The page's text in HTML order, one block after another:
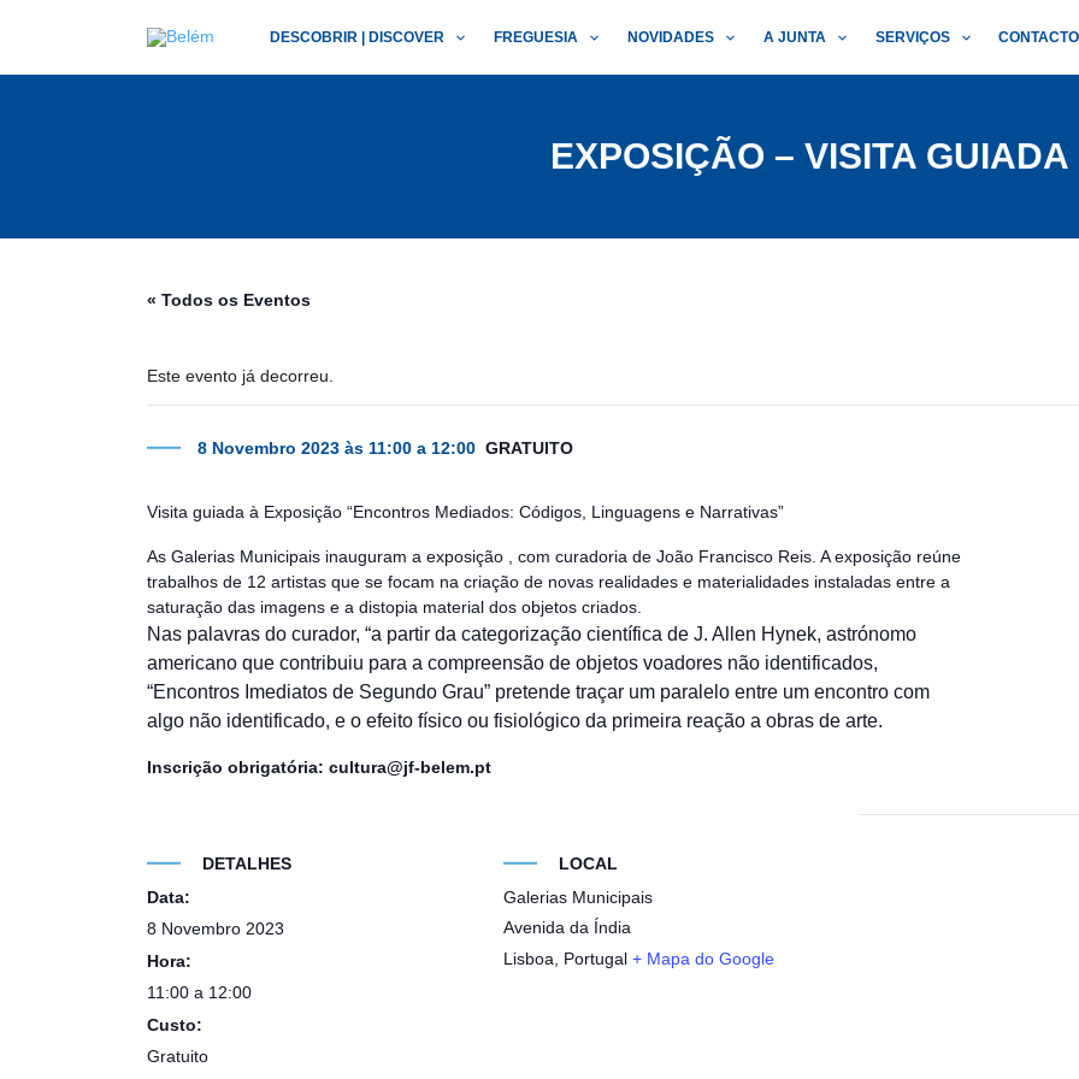
DESCOBRIR | DISCOVER FREGUESIA NOVIDADES A JUNTA SERVIÇOS
EXPOSIÇÃO – VISITA GUIADA
« Todos os Eventos
Este evento já decorreu.
8 Novembro 2023 às 11:00 a 12:00 GRATUITO
Visita guiada à Exposição “Encontros Mediados: Códigos, Linguagens e Narrativas”
As Galerias Municipais inauguram a exposição , com curadoria de João Francisco Reis. A exposição reúne
trabalhos de 12 artistas que se focam na criação de novas realidades e materialidades instaladas entre a
saturação das imagens e a distopia material dos objetos criados.
Nas palavras do curador, “a partir da categorização científica de J. Allen Hynek, astrónomo
americano que contribuiu para a compreensão de objetos voadores não identificados,
“Encontros Imediatos de Segundo Grau” pretende traçar um paralelo entre um encontro com
algo não identificado, e o efeito físico ou fisiológico da primeira reação a obras de arte.
Inscrição obrigatória: cultura@jf-belem.pt
DETALHES
Data:
8 Novembro 2023
Hora:
11:00 a 12:00
Custo:
Gratuito
LOCAL
Galerias Municipais
Avenida da Índia
Lisboa
Portugal + Mapa do Google